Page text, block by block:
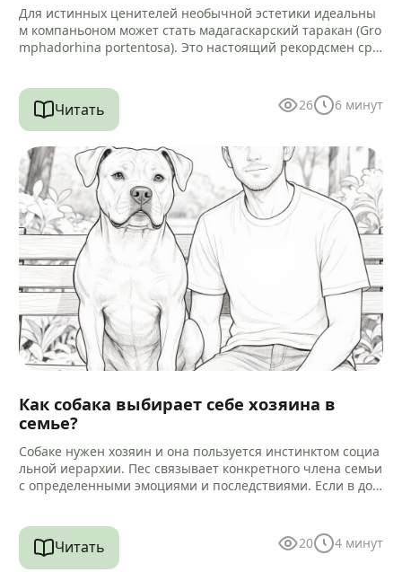
Для истинных ценителей необычной эстетики идеальны
м компаньоном может стать мадагаскарский таракан (Gro
mphadorhina portentosa). Это настоящий рекордсмен сре
Читать 26 6 минут
Как собака выбирает себе хозяина в
семье?
Собаке нужен хозяин и она пользуется инстинктом социа
льной иерархии. Пес связывает конкретного члена семьи
с определенными эмоциями и последствиями. Если в дом
Читать 20 4 минут